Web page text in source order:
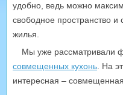
удобно, ведь можно
свободное пространство и
жилья.
Мы уже рассматривали
совмещенных кухонь . На
интересная –